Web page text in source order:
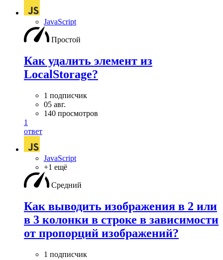
JavaScript
Простой
Как удалить элемент из
LocalStorage?
1 подписчик
05 авг.
140 просмотров
1
ответ
JavaScript
+1 ещё
Средний
Как выводить изображения в 2 или
в 3 колонки в строке в зависимости
от пропорций изображений?
1 подписчик